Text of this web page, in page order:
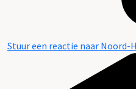
Stuur een reactie naar Noord-